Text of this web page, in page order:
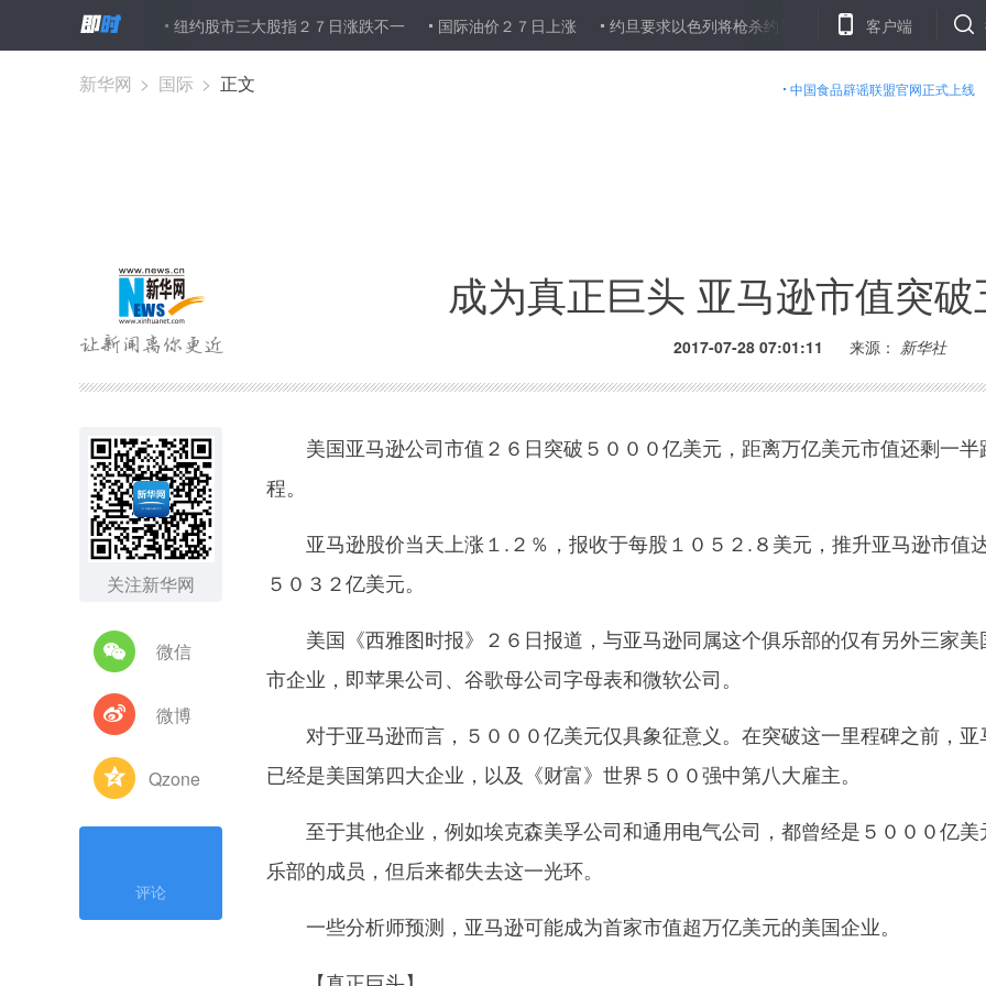
纽约股市三大股指２７日涨跌不一 国际油价２７日上涨 约旦要求以色列将枪杀约旦公民的使馆人员绳之以法 美元对
客户端
中国食品辟谣联盟官网正式上线
新华网 > 国际 > 正文
成为真正巨头 亚马逊市值突
2017-07-28 07:01:11 来源： 新华社
关注新华网
微信
微博
Qzone
评论
美国亚马逊公司市值２６日突破５０００亿美元，距离万亿美元市值还剩一半
程。
亚马逊股价当天上涨１.２％，报收于每股１０５２.８美元，推升亚马逊市值
５０３２亿美元。
美国《西雅图时报》２６日报道，与亚马逊同属这个俱乐部的仅有另外三家美
市企业，即苹果公司、谷歌母公司字母表和微软公司。
对于亚马逊而言，５０００亿美元仅具象征意义。在突破这一里程碑之前，亚
已经是美国第四大企业，以及《财富》世界５００强中第八大雇主。
至于其他企业，例如埃克森美孚公司和通用电气公司，都曾经是５０００亿美
乐部的成员，但后来都失去这一光环。
一些分析师预测，亚马逊可能成为首家市值超万亿美元的美国企业。